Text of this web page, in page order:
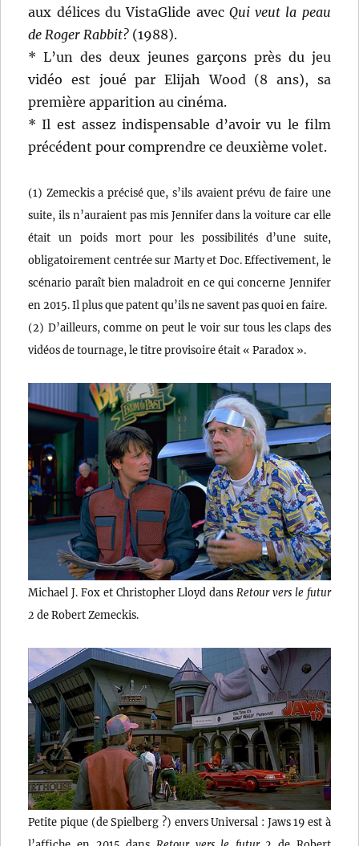
aux délices du VistaGlide avec Qui veut la peau
de Roger Rabbit? (1988).
* L’un des deux jeunes garçons près du jeu
vidéo est joué par Elijah Wood (8 ans), sa
première apparition au cinéma.
* Il est assez indispensable d’avoir vu le film
précédent pour comprendre ce deuxième volet.
(1) Zemeckis a précisé que, s’ils avaient prévu de faire une
suite, ils n’auraient pas mis Jennifer dans la voiture car elle
était un poids mort pour les possibilités d’une suite,
obligatoirement centrée sur Marty et Doc. Effectivement, le
scénario paraît bien maladroit en ce qui concerne Jennifer
en 2015. Il plus que patent qu’ils ne savent pas quoi en faire.
(2) D’ailleurs, comme on peut le voir sur tous les claps des
vidéos de tournage, le titre provisoire était « Paradox ».
Michael J. Fox et Christopher Lloyd dans Retour vers le futur
2 de Robert Zemeckis.
Petite pique (de Spielberg ?) envers Universal : Jaws 19 est à